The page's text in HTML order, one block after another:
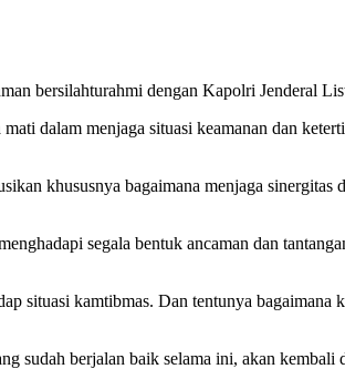
bersilahturahmi dengan Kapolri Jenderal
dalam menjaga situasi keamanan dan
khususnya bagaimana menjaga
segala bentuk ancaman dan
situasi kamtibmas. Dan tentunya bagaimana
sudah berjalan baik selama ini, akan